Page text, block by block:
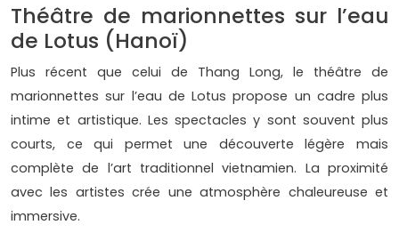
Théâtre de marionnettes sur l’eau
de Lotus (Hanoï)
Plus récent que celui de Thang Long, le théâtre de
marionnettes sur l’eau de Lotus propose un cadre plus
intime et artistique. Les spectacles y sont souvent plus
courts, ce qui permet une découverte légère mais
complète de l’art traditionnel vietnamien. La proximité
avec les artistes crée une atmosphère chaleureuse et
immersive.